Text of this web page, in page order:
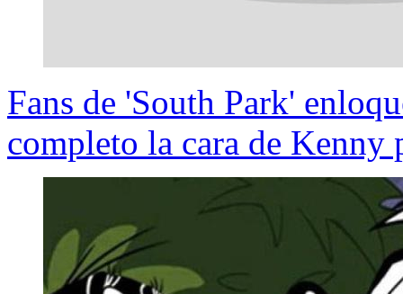
Fans de 'South Park'
completo la cara de Kenny